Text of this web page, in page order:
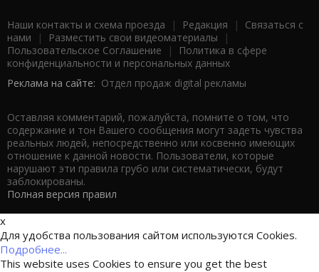
Наши контакты и схема проезда | Редакция | Связаться с
нами | Разместить свои видеоматериалы |
Пользовательское Соглашение |
Политика в сфере
конфиденциальности и персональных данных
Реклама на сайте: Отдел продаж digital рекламы
Оставляя комментарий, пожалуйста, помните о том, что
содержание и тон Вашего сообщения могут задеть чувства
реальных людей, непосредственно или косвенно имеющих
отношение к данной новости. Пользователи, которые
нарушают эти правила грубо или систематически, будут
заблокированы.
Полная версия правил
x
Для удобства пользования сайтом используются Cookies.
Подробнее...
This website uses Cookies to ensure you get the best